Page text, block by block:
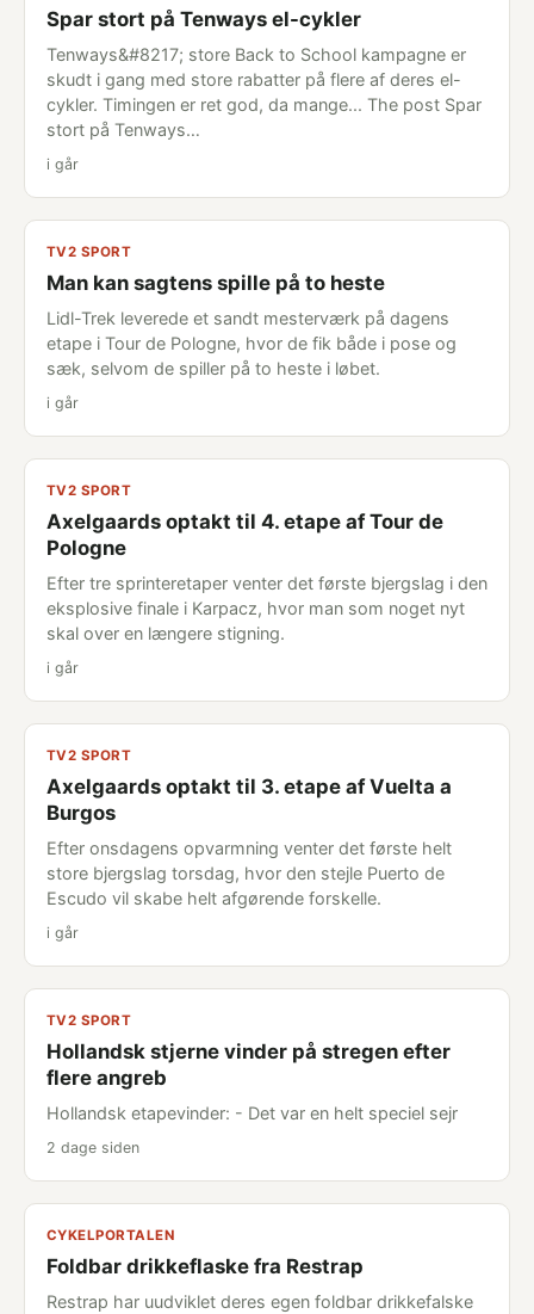
Spar stort på Tenways el-cykler
Tenways&#8217; store Back to School kampagne er
skudt i gang med store rabatter på flere af deres el-
cykler. Timingen er ret god, da mange... The post Spar
stort på Tenways…
i går
TV2 SPORT
Man kan sagtens spille på to heste
Lidl-Trek leverede et sandt mesterværk på dagens
etape i Tour de Pologne, hvor de fik både i pose og
sæk, selvom de spiller på to heste i løbet.
i går
TV2 SPORT
Axelgaards optakt til 4. etape af Tour de
Pologne
Efter tre sprinteretaper venter det første bjergslag i den
eksplosive finale i Karpacz, hvor man som noget nyt
skal over en længere stigning.
i går
TV2 SPORT
Axelgaards optakt til 3. etape af Vuelta a
Burgos
Efter onsdagens opvarmning venter det første helt
store bjergslag torsdag, hvor den stejle Puerto de
Escudo vil skabe helt afgørende forskelle.
i går
TV2 SPORT
Hollandsk stjerne vinder på stregen efter
flere angreb
Hollandsk etapevinder: - Det var en helt speciel sejr
2 dage siden
CYKELPORTALEN
Foldbar drikkeflaske fra Restrap
Restrap har uudviklet deres egen foldbar drikkefalske